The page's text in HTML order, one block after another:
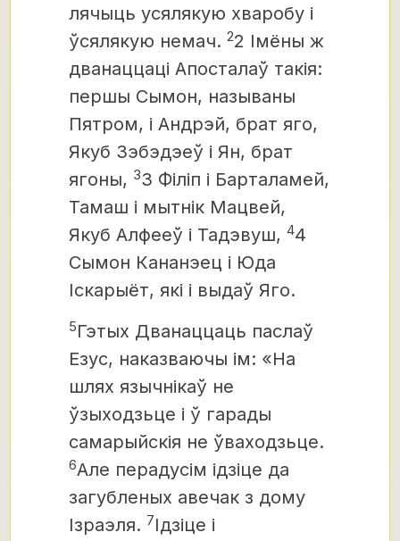
лячыць усялякую хваробу і
ўсялякую немач. 22 Імёны ж
дванаццаці Апосталаў такія:
першы Сымон, называны
Пятром, і Андрэй, брат яго,
Якуб Зэбэдэеў і Ян, брат
ягоны, 33 Філіп і Барталамей,
Тамаш і мытнік Мацвей,
Якуб Алфееў і Тадэвуш, 44
Сымон Кананэец і Юда
Іскарыёт, які і выдаў Яго.
5Гэтых Дванаццаць паслаў
Езус, наказваючы ім: «На
шлях язычнікаў не
ўзыходзьце і ў гарады
самарыйскія не ўваходзьце.
6Але перадусім ідзіце да
загубленых авечак з дому
Ізраэля. 7Ідзіце і